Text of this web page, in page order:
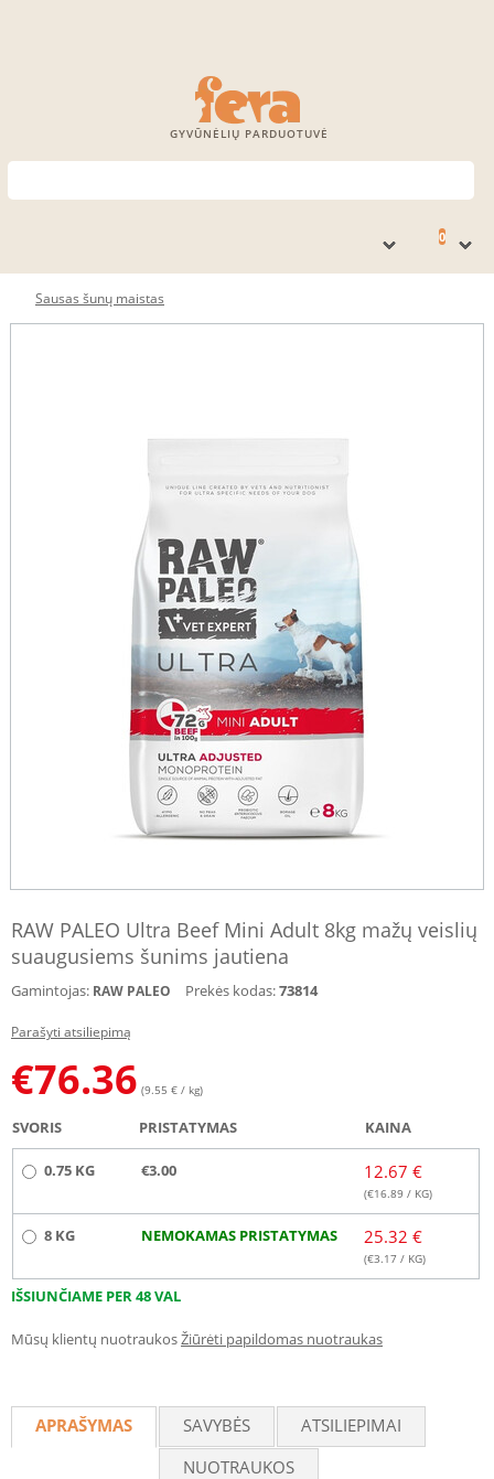
GYVŪNĖLIŲ PARDUOTUVĖ
0
Sausas šunų maistas
RAW PALEO Ultra Beef Mini Adult 8kg mažų veislių
suaugusiems šunims jautiena
Gamintojas: RAW PALEO Prekės kodas:73814
Parašyti atsiliepimą
€76.36 (9.55 € / kg)
SVORIS PRISTATYMAS KAINA
0.75 KG €3.00 12.67 €
(€16.89 / KG)
8 KG NEMOKAMAS PRISTATYMAS 25.32 €
(€3.17 / KG)
IŠSIUNČIAME PER 48 VAL
Mūsų klientų nuotraukosŽiūrėti papildomas nuotraukas
APRAŠYMAS SAVYBĖS
ATSILIEPIMAI
NUOTRAUKOS